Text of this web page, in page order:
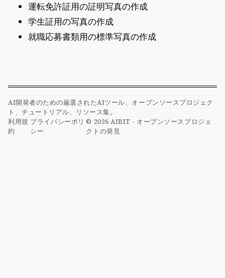
運転免許証用の証明写真の作成
学生証用の写真の作成
就職応募書類用の標準写真の作成
AI開発者のための厳選されたAIツール、オープンソースプロジェク
ト、チュートリアル、リソース集。
利用規
約
プライバシーポリ
シー
© 2026 AIBIT - オープンソースプロジェ
クトの発見